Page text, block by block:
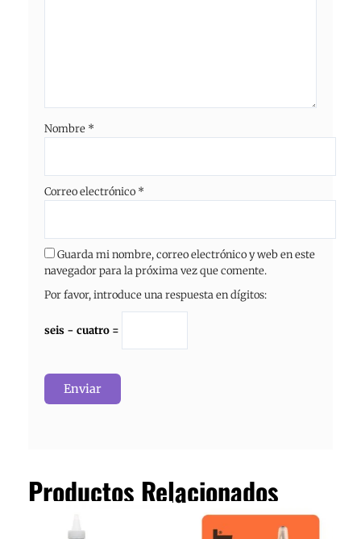
Nombre *
Correo electrónico *
Guarda mi nombre, correo electrónico y web en este
navegador para la próxima vez que comente.
Por favor, introduce una respuesta en dígitos:
seis − cuatro =
Productos Relacionados
producto